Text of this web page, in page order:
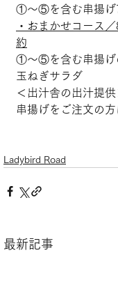
①～⑤を含む串揚げ
・おまかせコース
約
①～⑤を含む串揚げ
玉ねぎサラダ
＜出汁舎の出汁提供
串揚げをご注文の
Ladybird Road
最新記事